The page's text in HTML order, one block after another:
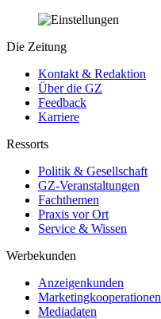
Die Zeitung
Kontakt & Redaktion
Über die GZ
Feedback
Karriere
Ressorts
Politik & Gesellschaft
GZ-Veranstaltungen
Fachthemen
Praxis vor Ort
Service & Wissen
Werbekunden
Anzeigenkunden
Marketingkooperationen
Mediadaten